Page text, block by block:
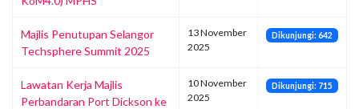
Majlis Penutupan Selangor
Techsphere Summit 2025
13 November
2025
Dikunjungi: 642
Lawatan Kerja Majlis
Perbandaran Port Dickson ke
10 November
2025
Dikunjungi: 715